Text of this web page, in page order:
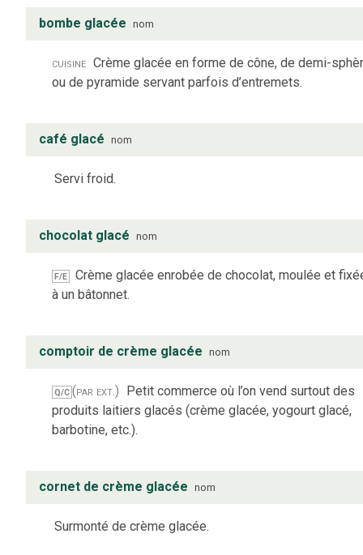
bombe glacée nom
cuisine Crème glacée en forme de cône, de demi-
ou de pyramide servant parfois d’entremets.
café glacé nom
Servi froid.
chocolat glacé nom
F/E
Crème glacée enrobée de chocolat, moulée et
à un bâtonnet.
comptoir de crème glacée nom
Q/C (par ext.) Petit commerce où l’on vend surtout des
produits laitiers glacés (crème glacée, yogourt glacé,
barbotine, etc.).
cornet de crème glacée nom
Surmonté de crème glacée.